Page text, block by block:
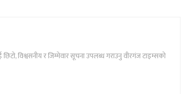
विश्वसनीय र जिम्मेवार सूचना उपलब्ध गराउनु वीरगंज टाइम्सको